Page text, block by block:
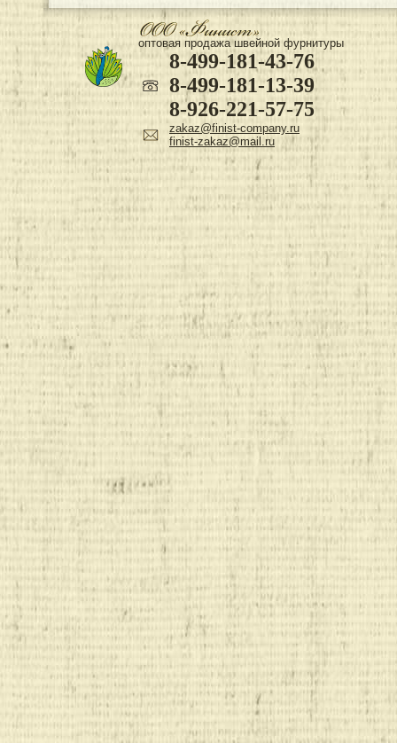
оптовая продажа швейной фурнитуры
8-499-181-43-76
8-499-181-13-39
8-926-221-57-75
zakaz@finist-company.ru
finist-zakaz@mail.ru